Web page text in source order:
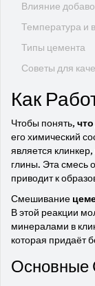
Влияние
Температура и
Типы цемента
Советы для
Как
Чтобы понять,
его химический
является
глины. Эта смесь
приводит к
Смешивание
В этой реакции
минералами в
которая придаёт
Основные